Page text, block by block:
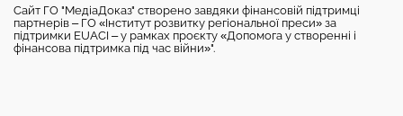
Сайт ГО "МедіаДоказ" створено завдяки фінансовій підтримці
партнерів – ГО «Інститут розвитку регіональної преси» за
підтримки EUACI – у рамках проєкту «Допомога у створенні і
фінансова підтримка під час війни»".